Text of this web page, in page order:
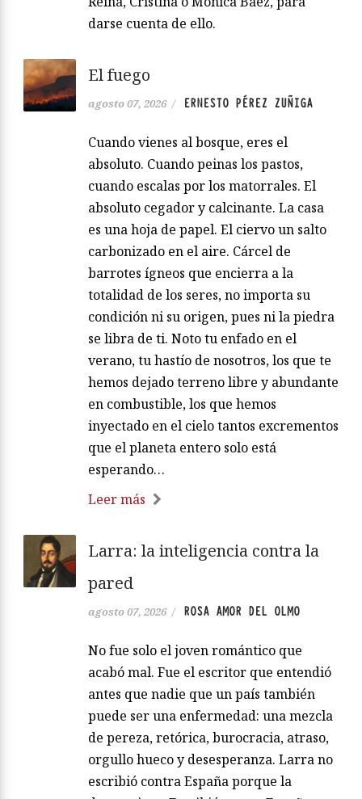
darse cuenta de ello.
El fuego
agosto 07, 2026 / ERNESTO PÉREZ ZUÑIGA
Cuando vienes al bosque, eres el
absoluto. Cuando peinas los pastos,
cuando escalas por los matorrales. El
absoluto cegador y calcinante. La casa
es una hoja de papel. El ciervo un salto
carbonizado en el aire. Cárcel de
barrotes ígneos que encierra a la
totalidad de los seres, no importa su
condición ni su origen, pues ni la piedra
se libra de ti. Noto tu enfado en el
verano, tu hastío de nosotros, los que te
hemos dejado terreno libre y abundante
en combustible, los que hemos
inyectado en el cielo tantos excrementos
que el planeta entero solo está
esperando…
Leer más
Larra: la inteligencia contra la
pared
agosto 07, 2026 / ROSA AMOR DEL OLMO
No fue solo el joven romántico que
acabó mal. Fue el escritor que entendió
antes que nadie que un país también
puede ser una enfermedad: una mezcla
de pereza, retórica, burocracia, atraso,
orgullo hueco y desesperanza. Larra no
escribió contra España porque la